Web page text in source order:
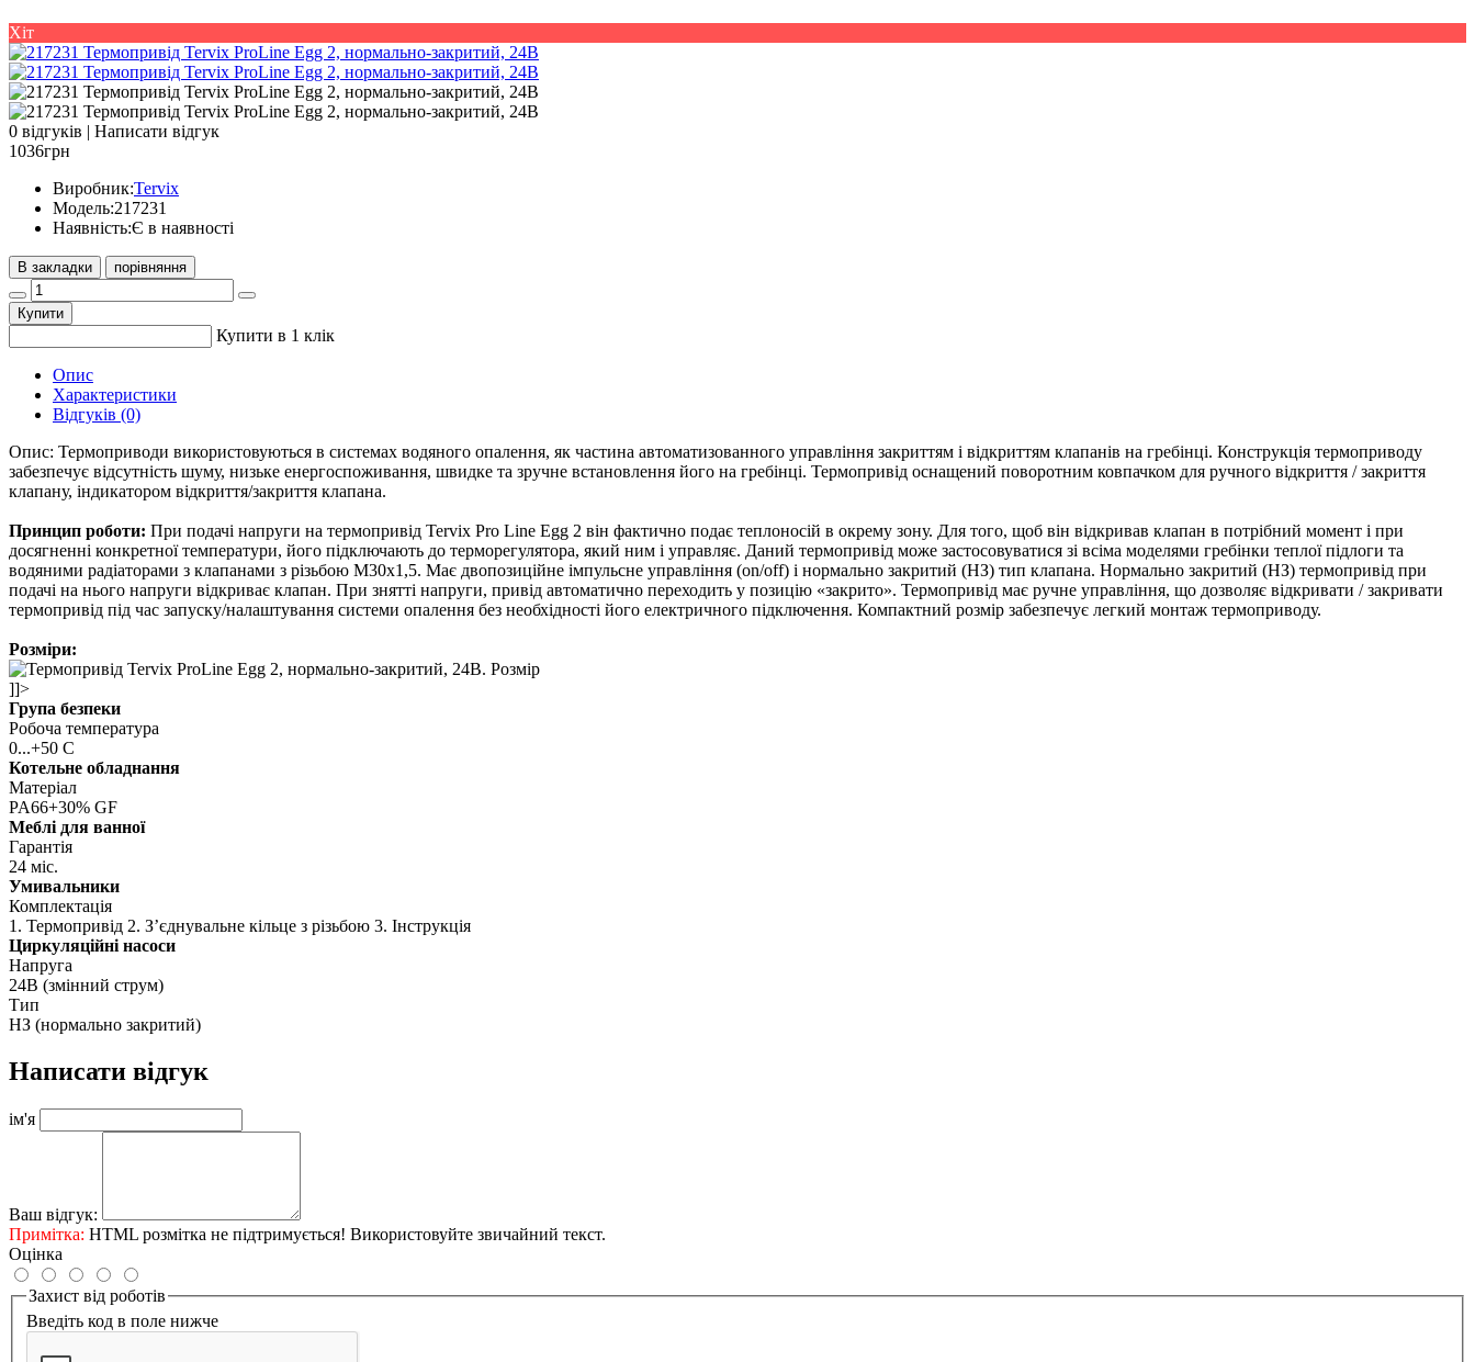
Хіт
0 відгуків | Написати відгук
1036грн
Виробник:Tervix
Модель:217231
Наявність:Є в наявності
В закладки порівняння
Купити
Купити в 1 клік
Опис
Характеристики
Відгуків (0)
Опис: Термоприводи використовуються в системах водяного опалення, як частина автоматизованного управління закриттям і відкриттям клапанів на гребінці. Конструкція термоприводу
забезпечує відсутність шуму, низьке енергоспоживання, швидке та зручне встановлення його на гребінці. Термопривід оснащений поворотним ковпачком для ручного відкриття / закриття
клапану, індикатором відкриття/закриття клапана.
Принцип роботи: При подачі напруги на термопривід Tervix Pro Line Egg 2 він фактично подає теплоносій в окрему зону. Для того, щоб він відкривав клапан в потрібний момент і при
досягненні конкретної температури, його підключають до терморегулятора, який ним і управляє. Даний термопривід може застосовуватися зі всіма моделями гребінки теплої підлоги та
водяними радіаторами з клапанами з різьбою М30х1,5. Має двопозиційне імпульсне управління (on/off) і нормально закритий (НЗ) тип клапана. Нормально закритий (НЗ) термопривід при
подачі на нього напруги відкриває клапан. При знятті напруги, привід автоматично переходить у позицію «закрито». Термопривід має ручне управління, що дозволяє відкривати / закривати
термопривід під час запуску/налаштування системи опалення без необхідності його електричного підключення. Компактний розмір забезпечує легкий монтаж термоприводу.
Розміри:
]]>
Група безпеки
Робоча температура
0...+50 С
Котельне обладнання
Матеріал
PA66+30% GF
Меблі для ванної
Гарантія
24 міс.
Умивальники
Комплектація
1. Термопривід 2. З’єднувальне кільце з різьбою 3. Інструкція
Циркуляційні насоси
Напруга
24В (змінний струм)
Тип
НЗ (нормально закритий)
Написати відгук
ім'я
Ваш відгук:
Примітка: HTML розмітка не підтримується! Використовуйте звичайний текст.
Оцінка
Захист від роботів
Введіть код в поле нижче